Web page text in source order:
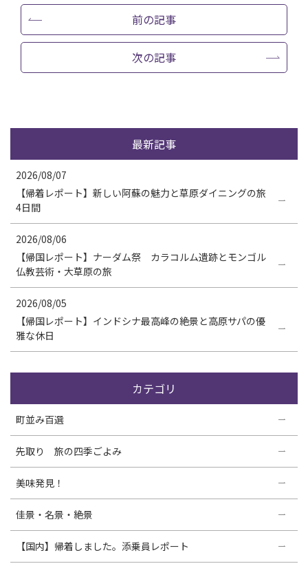
前の記事
次の記事
最新記事
2026/08/07
【帰着レポート】新しい阿蘇の魅力と草原ダイニングの旅
4日間
2026/08/06
【帰国レポート】ナーダム祭 カラコルム遺跡とモンゴル
仏教芸術・大草原の旅
2026/08/05
【帰国レポート】インドシナ最高峰の絶景と高原サパの優
雅な休日
カテゴリ
町並み百選
先取り 旅の四季ごよみ
美味発見！
佳景・名景・絶景
【国内】帰着しました。添乗員レポート